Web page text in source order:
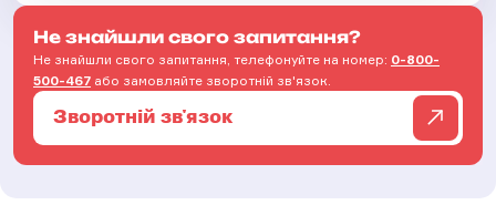
Не знайшли свого запитання?
Не знайшли свого запитання, телефонуйте на номер: 0-800-
500-467 або замовляйте зворотній зв'язок.
Зворотній зв'язок